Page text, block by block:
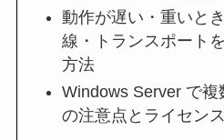
動作が遅い・重いと
線・トランスポート
方法
Windows Server で
の注意点とライセン